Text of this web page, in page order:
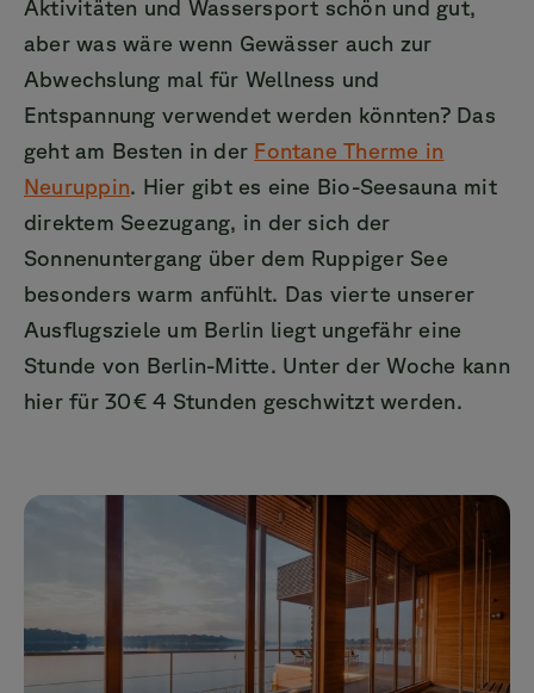
Aktivitäten und Wassersport schön und gut,
aber was wäre wenn Gewässer auch zur
Abwechslung mal für Wellness und
Entspannung verwendet werden könnten? Das
geht am Besten in der Fontane Therme in
Neuruppin. Hier gibt es eine Bio-Seesauna mit
direktem Seezugang, in der sich der
Sonnenuntergang über dem Ruppiger See
besonders warm anfühlt. Das vierte unserer
Ausflugsziele um Berlin liegt ungefähr eine
Stunde von Berlin-Mitte. Unter der Woche kann
hier für 30€ 4 Stunden geschwitzt werden.